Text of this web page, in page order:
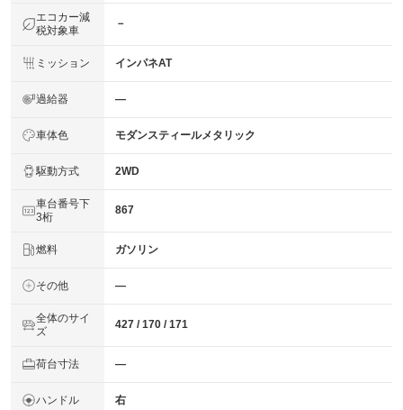
エコカー減
税対象車
－
ミッション インパネAT
過給器 ―
車体色 モダンスティールメタリック
駆動方式 2WD
車台番号下
3桁
867
燃料 ガソリン
その他 ―
全体のサイ
ズ
427 / 170 / 171
荷台寸法 ―
ハンドル 右